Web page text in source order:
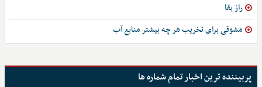
راز بقا
مشوقی برای تخریب هر چه بیشتر منابع آب
پربیننده ترین اخبار تمام شماره ها